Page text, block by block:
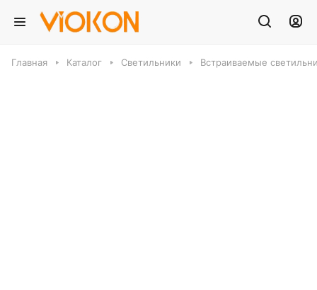
Главная Каталог Светильники Встраиваемые